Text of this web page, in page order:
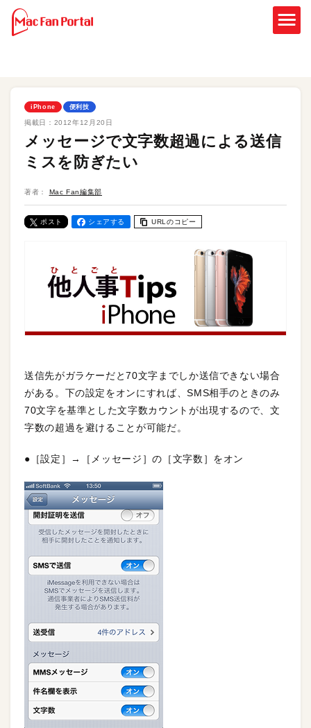
iPhone 便利技
掲載日： 2012年12月20日
メッセージで文字数超過による送信
ミスを防ぎたい
著者： Mac Fan編集部
ポスト シェアする URLのコピー
送信先がガラケーだと70文字までしか送信できない場合
がある。下の設定をオンにすれば、SMS相手のときのみ
70文字を基準とした文字数カウントが出現するので、文
字数の超過を避けることが可能だ。
●［設定］→［メッセージ］の［文字数］をオン